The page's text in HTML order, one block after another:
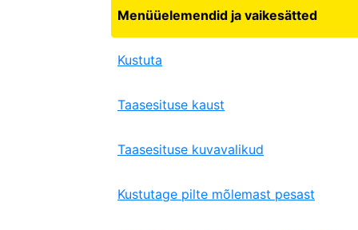
Menüüelemendid ja vaikesätted
Kustuta
Taasesituse kaust
Taasesituse kuvavalikud
Kustutage pilte mõlemast pesast